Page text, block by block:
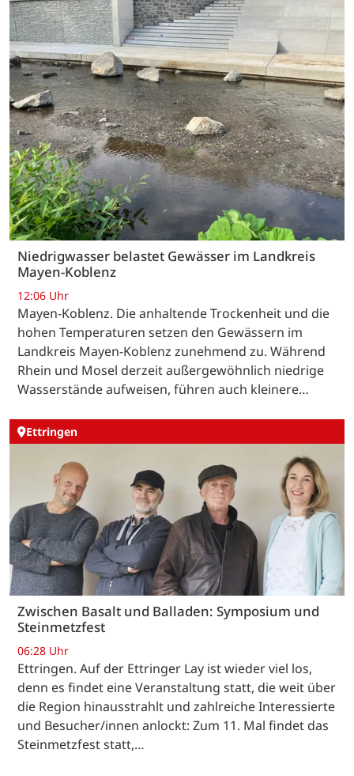
Niedrigwasser belastet Gewässer im Landkreis
Mayen-Koblenz
12:06 Uhr
Mayen-Koblenz. Die anhaltende Trockenheit und die
hohen Temperaturen setzen den Gewässern im
Landkreis Mayen-Koblenz zunehmend zu. Während
Rhein und Mosel derzeit außergewöhnlich niedrige
Wasserstände aufweisen, führen auch kleinere…
Ettringen
Zwischen Basalt und Balladen: Symposium und
Steinmetzfest
06:28 Uhr
Ettringen. Auf der Ettringer Lay ist wieder viel los,
denn es findet eine Veranstaltung statt, die weit über
die Region hinausstrahlt und zahlreiche Interessierte
und Besucher/innen anlockt: Zum 11. Mal findet das
Steinmetzfest statt,…